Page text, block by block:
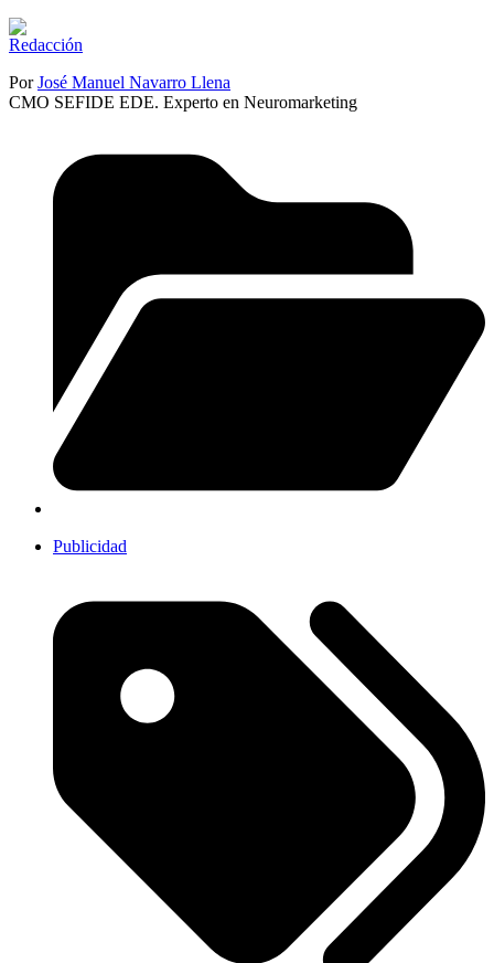
PorJosé Manuel Navarro Llena
CMO SEFIDE EDE. Experto en Neuromarketing
Publicidad